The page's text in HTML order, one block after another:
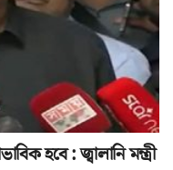
হবে : জ্বালানি মন্ত্রী